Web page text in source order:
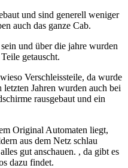
und sind generell weniger
auch das ganze Cab.
und über die jahre wurden
getauscht.
Verschleissteile, da wurde
Jahren wurden auch bei
rausgebaut und ein
Original Automaten liegt,
aus dem Netz schlau
gut anschauen. , da gibt es
dazu findet.